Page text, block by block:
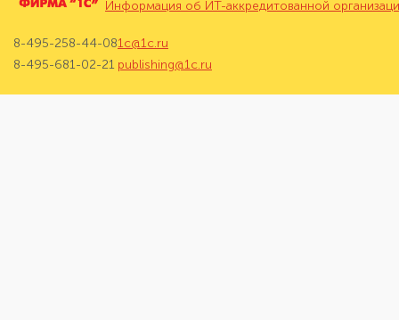
Информация об ИТ-аккредитованной
8-495-258-44-08
8-495-681-02-21
1c@1c.ru
publishing@1c.ru